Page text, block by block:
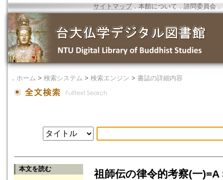
サイトマップ．本館について ． 諮問委員会 ．
． ホーム > 検索システム > 検索エンジン > 書誌の詳細内容
本文を読む
祖師伝の律令的考察(一